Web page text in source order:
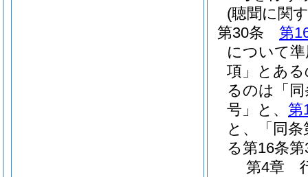
(聴聞に関
第30条
第
について
項」とあ
るのは「
号」と、 第
と、「同
る第16条
第4章